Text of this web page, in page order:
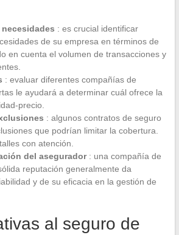
: es crucial identificar
de su empresa en términos de
en cuenta el volumen de transacciones y
: evaluar diferentes compañías de
le ayudará a determinar cuál ofrece la
precio.
: algunos contratos de seguro
que podrían limitar la cobertura.
con atención.
del asegurador : una compañía de
reputación generalmente da
y de su eficacia en la gestión de
al seguro de